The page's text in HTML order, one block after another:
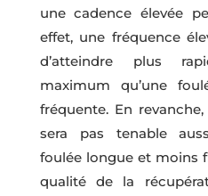
une cadence élevée
effet, une fréquence
d’atteindre plus
maximum qu’une
fréquente. En
sera pas tenable
foulée longue et moins
qualité de la